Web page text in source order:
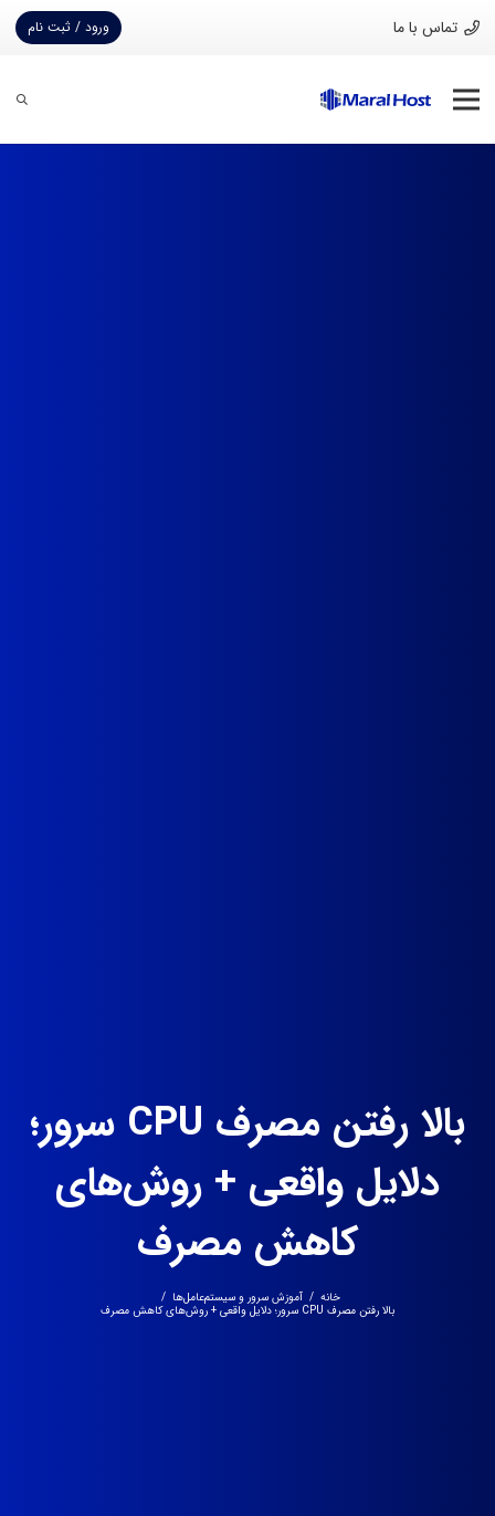
تماس با ما ورود / ثبت نام
بالا رفتن مصرف CPU سرور؛
دلایل واقعی + روش‌های
کاهش مصرف
خانه / آموزش سرور و سیستم‌عامل‌ها /
بالا رفتن مصرف CPU سرور؛ دلایل واقعی + روش‌های کاهش مصرف